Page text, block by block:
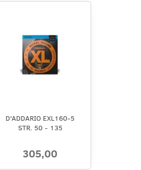
D'ADDARIO EXL160-5
STR. 50 - 135
305,00